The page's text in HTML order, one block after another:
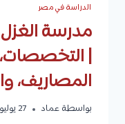
الدراسة في مصر
|
المصاريف،
بواسطة عماد 27 يوليو، 2025